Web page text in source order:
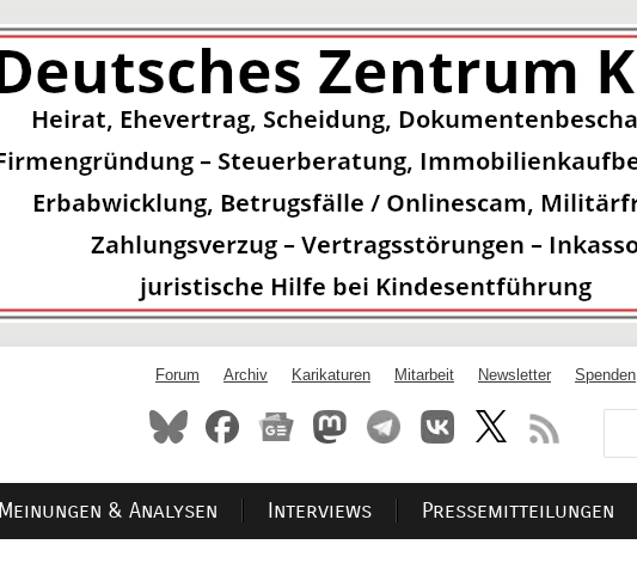
Forum Archiv Karikaturen Mitarbeit Newsletter Spenden
Meinungen & Analysen Interviews Pressemitteilungen